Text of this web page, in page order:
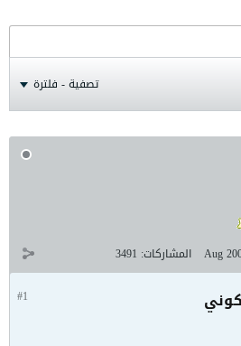
تصفية - فلترة
Aug المشاركات: 3491
#1